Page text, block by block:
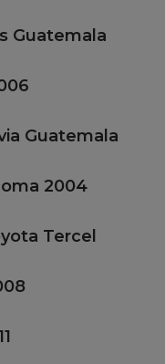
Guatemala
Guatemala
2004
Tercel